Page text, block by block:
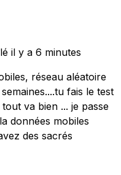
il y a 6 minutes
réseau aléatoire
fais le test
va bien ... je passe
données mobiles
des sacrés